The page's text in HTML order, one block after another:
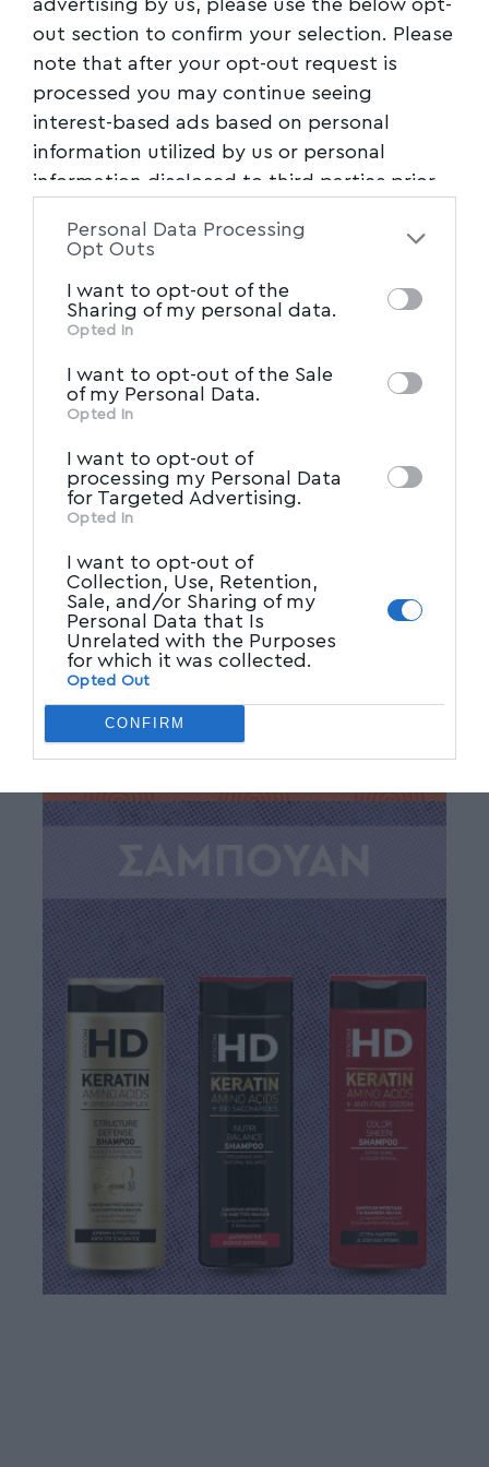
out section to confirm your selection. Please
note that after your opt-out request is
processed you may continue seeing
interest-based ads based on personal
information utilized by us or personal
information disclosed to third parties prior
of the further disclosure of your personal
of downstream participants. This
information may also be disclosed by us to
Participantsthat may further disclose it to
other third parties.
Personal Data Processing
Opt Outs
I want to opt-out of the
Sharing of my personal data.
Opted In
I want to opt-out of the Sale
of my Personal Data.
Opted In
I want to opt-out of
processing my Personal Data
for Targeted Advertising.
Opted In
I want to opt-out of
Collection, Use, Retention,
Sale, and/or Sharing of my
Personal Data that Is
Unrelated with the Purposes
for which it was collected.
Opted Out
CONFIRM
Ακολουθήστε το myvolos.net στο
του Myvolos.net στο Youtube
TAGGED: ΒΕΛΕΣΤΙΝΟ